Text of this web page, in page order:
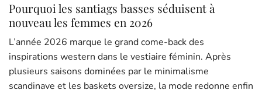
Pourquoi les santiags basses séduisent à
nouveau les femmes en 2026
L’année 2026 marque le grand come-back des
inspirations western dans le vestiaire féminin. Après
plusieurs saisons dominées par le minimalisme
scandinave et les baskets oversize, la mode redonne enfin